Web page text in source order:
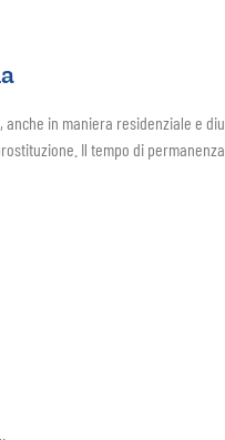
anche in maniera residenziale e
Il tempo di